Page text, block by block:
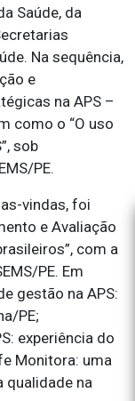
Saúde, da
Na sequência,
e
na APS –
como o “O uso
sob
PE.
vindas, foi
e Avaliação
com a
PE. Em
gestão na APS:
PE;
experiência do
Monitora: uma
qualidade na